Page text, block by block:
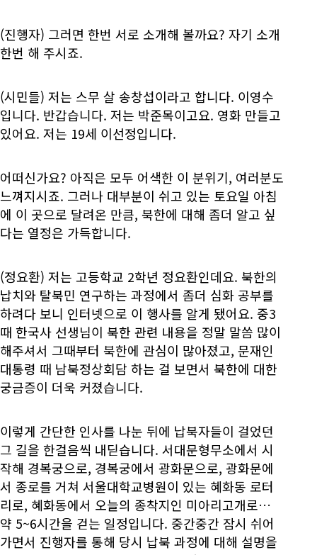
(진행자) 그러면 한번 서로 소개해 볼까요? 자기 소개
한번 해 주시죠.
(시민들) 저는 스무 살 송창섭이라고 합니다. 이영수
입니다. 반갑습니다. 저는 박준목이고요. 영화 만들고
있어요. 저는 19세 이선정입니다.
어떠신가요? 아직은 모두 어색한 이 분위기, 여러분도
느껴지시죠. 그러나 대부분이 쉬고 있는 토요일 아침
에 이 곳으로 달려온 만큼, 북한에 대해 좀더 알고 싶
다는 열정은 가득합니다.
(정요환) 저는 고등학교 2학년 정요환인데요. 북한의
납치와 탈북민 연구하는 과정에서 좀더 심화 공부를
하려다 보니 인터넷으로 이 행사를 알게 됐어요. 중3
때 한국사 선생님이 북한 관련 내용을 정말 말씀 많이
해주셔서 그때부터 북한에 관심이 많아졌고, 문재인
대통령 때 남북정상회담 하는 걸 보면서 북한에 대한
궁금증이 더욱 커졌습니다.
이렇게 간단한 인사를 나눈 뒤에 납북자들이 걸었던
그 길을 한걸음씩 내딛습니다. 서대문형무소에서 시
작해 경복궁으로, 경복궁에서 광화문으로, 광화문에
서 종로를 거쳐 서울대학교병원이 있는 혜화동 로터
리로, 혜화동에서 오늘의 종착지인 미아리고개로…
약 5~6시간을 걷는 일정입니다. 중간중간 잠시 쉬어
가면서 진행자를 통해 당시 납북 과정에 대해 설명을